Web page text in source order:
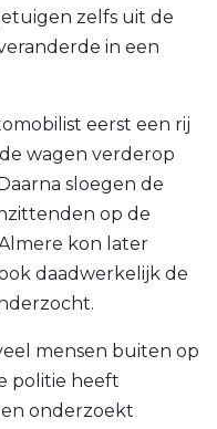
zelfs uit de
in een
eerst een rij
wagen verderop
sloegen de
op de
kon later
daadwerkelijk de
mensen buiten op
politie heeft
onderzoekt